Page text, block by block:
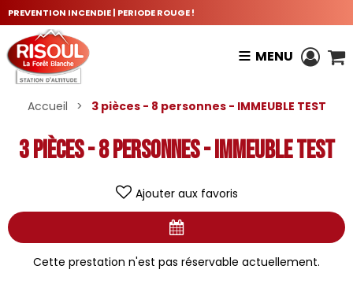
PREVENTION INCENDIE | PERIODE ROUGE !
MENU
Accueil > 3 pièces - 8 personnes - IMMEUBLE TEST
3 pièces - 8 personnes - IMMEUBLE TEST
Ajouter aux favoris
Cette prestation n'est pas réservable actuellement.